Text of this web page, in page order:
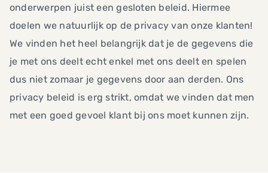
onderwerpen juist een gesloten beleid. Hiermee
doelen we natuurlijk op de privacy van onze klanten!
We vinden het heel belangrijk dat je de gegevens die
je met ons deelt echt enkel met ons deelt en spelen
dus niet zomaar je gegevens door aan derden. Ons
privacy beleid is erg strikt, omdat we vinden dat men
met een goed gevoel klant bij ons moet kunnen zijn.